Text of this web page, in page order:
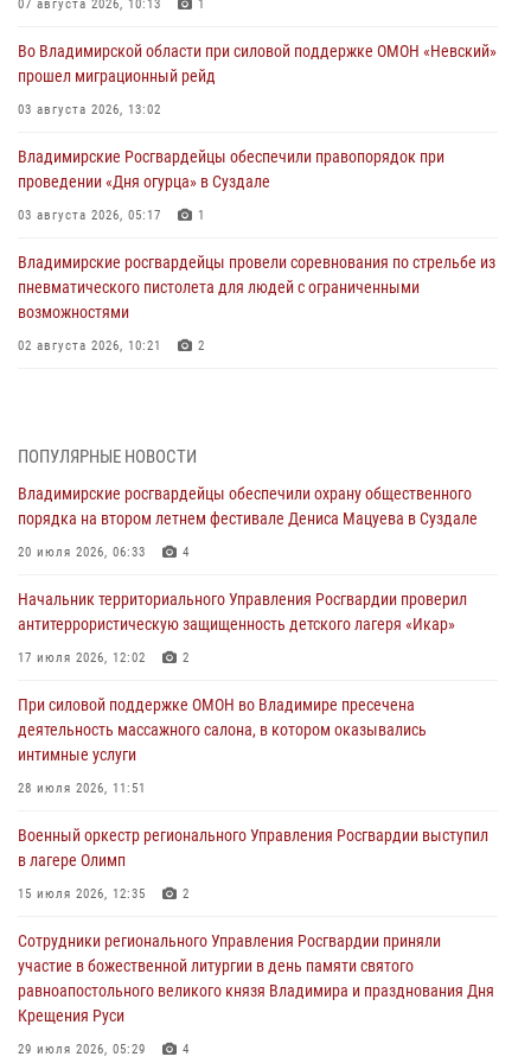
07 августа 2026, 10:13 1
Во Владимирской области при силовой поддержке ОМОН «Невский»
прошел миграционный рейд
03 августа 2026, 13:02
Владимирские Росгвардейцы обеспечили правопорядок при
проведении «Дня огурца» в Суздале
03 августа 2026, 05:17 1
Владимирские росгвардейцы провели соревнования по стрельбе из
пневматического пистолета для людей с ограниченными
возможностями
02 августа 2026, 10:21 2
Крещения Руси
29 июля 2026, 05:29 4
При силовой поддержке ОМОН во Владимире пресечена
интимные услуги
28 июля 2026, 11:51
смену в детском лагере «Икар»
27 июля 2026, 16:43 2
Владимирские росгвардейцы обеспечили охрану общественного
20 июля 2026, 06:33 4
Военнослужащий военного оркестра регионального Управления
105-летию Центрального округа
19 июля 2026, 11:17 7
ПОПУЛЯРНЫЕ НОВОСТИ
Владимирские росгвардейцы обеспечили охрану общественного
порядка на втором летнем фестивале Дениса Мацуева в Суздале
20 июля 2026, 06:33 4
Начальник территориального Управления Росгвардии проверил
антитеррористическую защищенность детского лагеря «Икар»
17 июля 2026, 12:02 2
При силовой поддержке ОМОН во Владимире пресечена
деятельность массажного салона, в котором оказывались
интимные услуги
28 июля 2026, 11:51
Военный оркестр регионального Управления Росгвардии выступил
в лагере Олимп
15 июля 2026, 12:35 2
Сотрудники регионального Управления Росгвардии приняли
участие в божественной литургии в день памяти святого
равноапостольного великого князя Владимира и празднования Дня
Крещения Руси
29 июля 2026, 05:29 4